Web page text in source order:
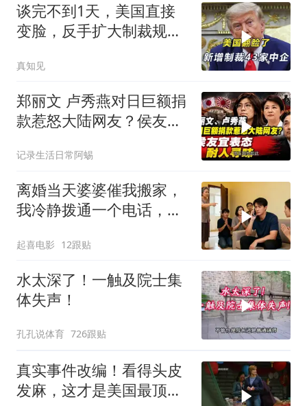
谈完不到1天，美国直接
变脸，反手扩大制裁规
真知见
郑丽文 卢秀燕对日巨额捐
款惹怒大陆网友？侯友宜
记录生活日常阿蜴
离婚当天婆婆催我搬家，
我冷静拨通一个电话，全
起喜电影 12跟贴
水太深了！一触及院士集
体失声！
孔孔说体育 726跟贴
真实事件改编！看得头皮
发麻，这才是美国最顶级